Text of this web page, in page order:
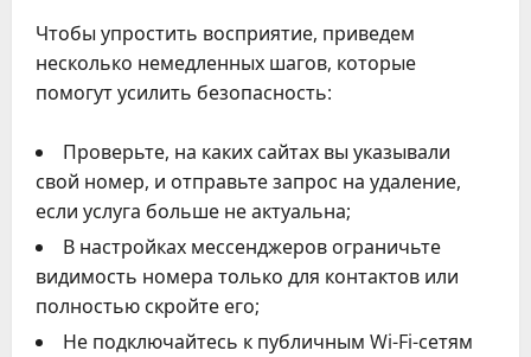
Чтобы упростить восприятие, приведем
несколько немедленных шагов, которые
помогут усилить безопасность:
Проверьте, на каких сайтах вы указывали
свой номер, и отправьте запрос на удаление,
если услуга больше не актуальна;
В настройках мессенджеров ограничьте
видимость номера только для контактов или
полностью скройте его;
Не подключайтесь к публичным Wi-Fi-сетям